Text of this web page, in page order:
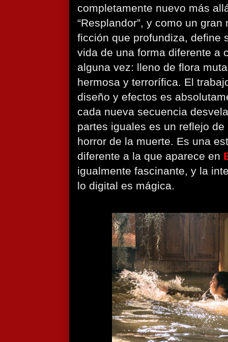
completamente nuevo más
“Resplandor”, y como un
ficción que profundiza, define
vida de una forma diferente a
alguna vez: lleno de flora
hermosa y terrorífica. El
diseño y efectos es
cada nueva secuencia
partes iguales es un reflejo
horror de la muerte. Es una
diferente a la que aparece en
igualmente fascinante, y la
lo digital es mágica.